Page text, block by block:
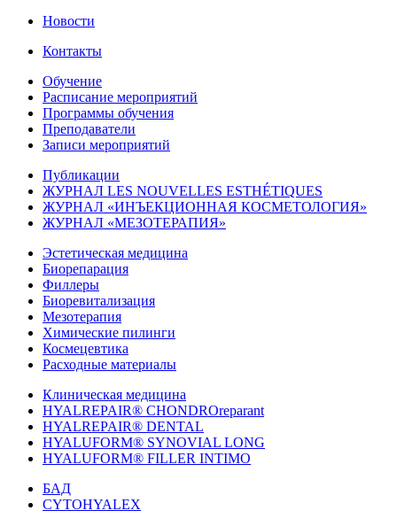
Новости
Контакты
Обучение
Расписание мероприятий
Программы обучения
Преподаватели
Записи мероприятий
Публикации
ЖУРНАЛ LES NOUVELLES ESTHÉTIQUES
ЖУРНАЛ «ИНЪЕКЦИОННАЯ КОСМЕТОЛОГИЯ»
ЖУРНАЛ «МЕЗОТЕРАПИЯ»
Эстетическая медицина
Биорепарация
Филлеры
Биоревитализация
Мезотерапия
Химические пилинги
Космецевтика
Расходные материалы
Клиническая медицина
HYALREPAIR® CHONDROreparant
HYALREPAIR® DENTAL
HYALUFORM® SYNOVIAL LONG
HYALUFORM® FILLER INTIMO
БАД
CYTOHYALEX